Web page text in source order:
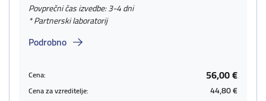
Povprečni čas izvedbe: 3-4 dni
* Partnerski laboratorij
Podrobno
Cena: 56,00 €
Cena za vzreditelje: 44,80 €